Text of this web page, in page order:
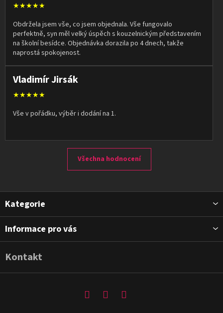
★★★★★
Obdržela jsem vše, co jsem objednala. Vše fungovalo
perfektně, syn měl velký úspěch s kouzelnickým představením
na školní besídce. Objednávka dorazila po 4 dnech, takže
naprostá spokojenost.
Vladimír Jirsák
★★★★★
Vše v pořádku, výběr i dodání na 1.
Všechna hodnocení
Z
p
Kategorie
Informace pro vás
Kontakt